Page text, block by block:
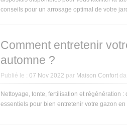
conseils pour un arrosage optimal de votre
Comment entretenir
automne ?
Publié le : 07 Nov 2022 par Maison Confort
Nettoyage, tonte, fertilisation et régénération :
essentiels pour bien entretenir votre gazon en